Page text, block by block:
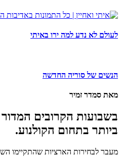
לעולם לא נדע למה ירו באיתי
הנשים של סוריה החדשה
מאת סמדר זמיר
בשבועות הקרובים
ביותר בתחום הקולנוע.
מעבר לבחירות הארציות שהתקיימו